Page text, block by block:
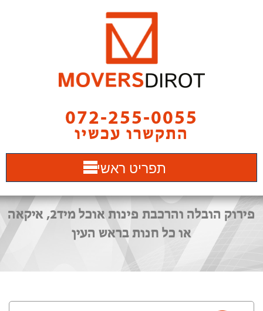
072-255-0055
התקשרו עכשיו
תפריט ראשי
פירוק הובלה והרכבת פינות אוכל מיד2, איקאה
או כל חנות בראש העין